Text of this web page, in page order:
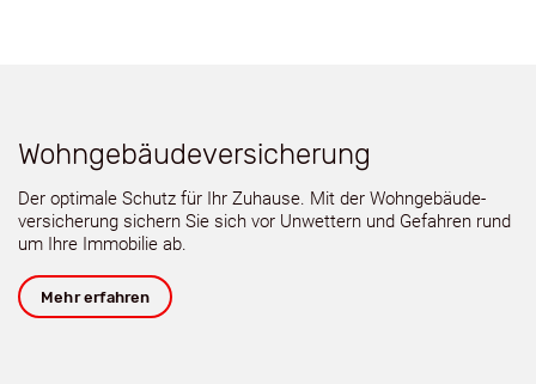
Wohngebäudeversicherung
Der optimale Schutz für Ihr Zuhause. Mit der Wohngebäude­
versicherung sichern Sie sich vor Unwettern und Gefahren rund
um Ihre Immobilie ab.
Mehr erfahren